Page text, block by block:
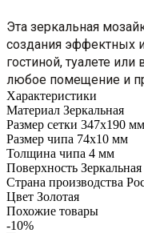
Эта зеркальная
создания эффектных
гостиной, туалете
любое помещение и
Характеристики
Материал Зеркальная
Размер сетки 347x190 мм
Размер чипа 74x10 мм
Толщина чипа 4 мм
Поверхность Зеркальная
Страна производства
Цвет Золотая
Похожие товары
-10%